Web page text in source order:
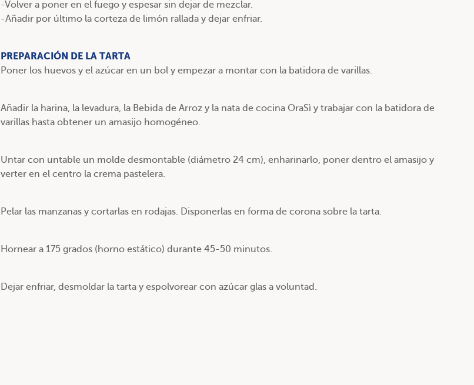
-Volver a poner en el fuego y espesar sin dejar de mezclar.
-Añadir por último la corteza de limón rallada y dejar enfriar.
PREPARACIÓN DE LA TARTA
Poner los huevos y el azúcar en un bol y empezar a montar con la batidora de varillas.
Añadir la harina, la levadura, la Bebida de Arroz y la nata de cocina OraSì y trabajar con la batidora de
varillas hasta obtener un amasijo homogéneo.
Untar con untable un molde desmontable (diámetro 24 cm), enharinarlo, poner dentro el amasijo y
verter en el centro la crema pastelera.
Pelar las manzanas y cortarlas en rodajas. Disponerlas en forma de corona sobre la tarta.
Hornear a 175 grados (horno estático) durante 45-50 minutos.
Dejar enfriar, desmoldar la tarta y espolvorear con azúcar glas a voluntad.